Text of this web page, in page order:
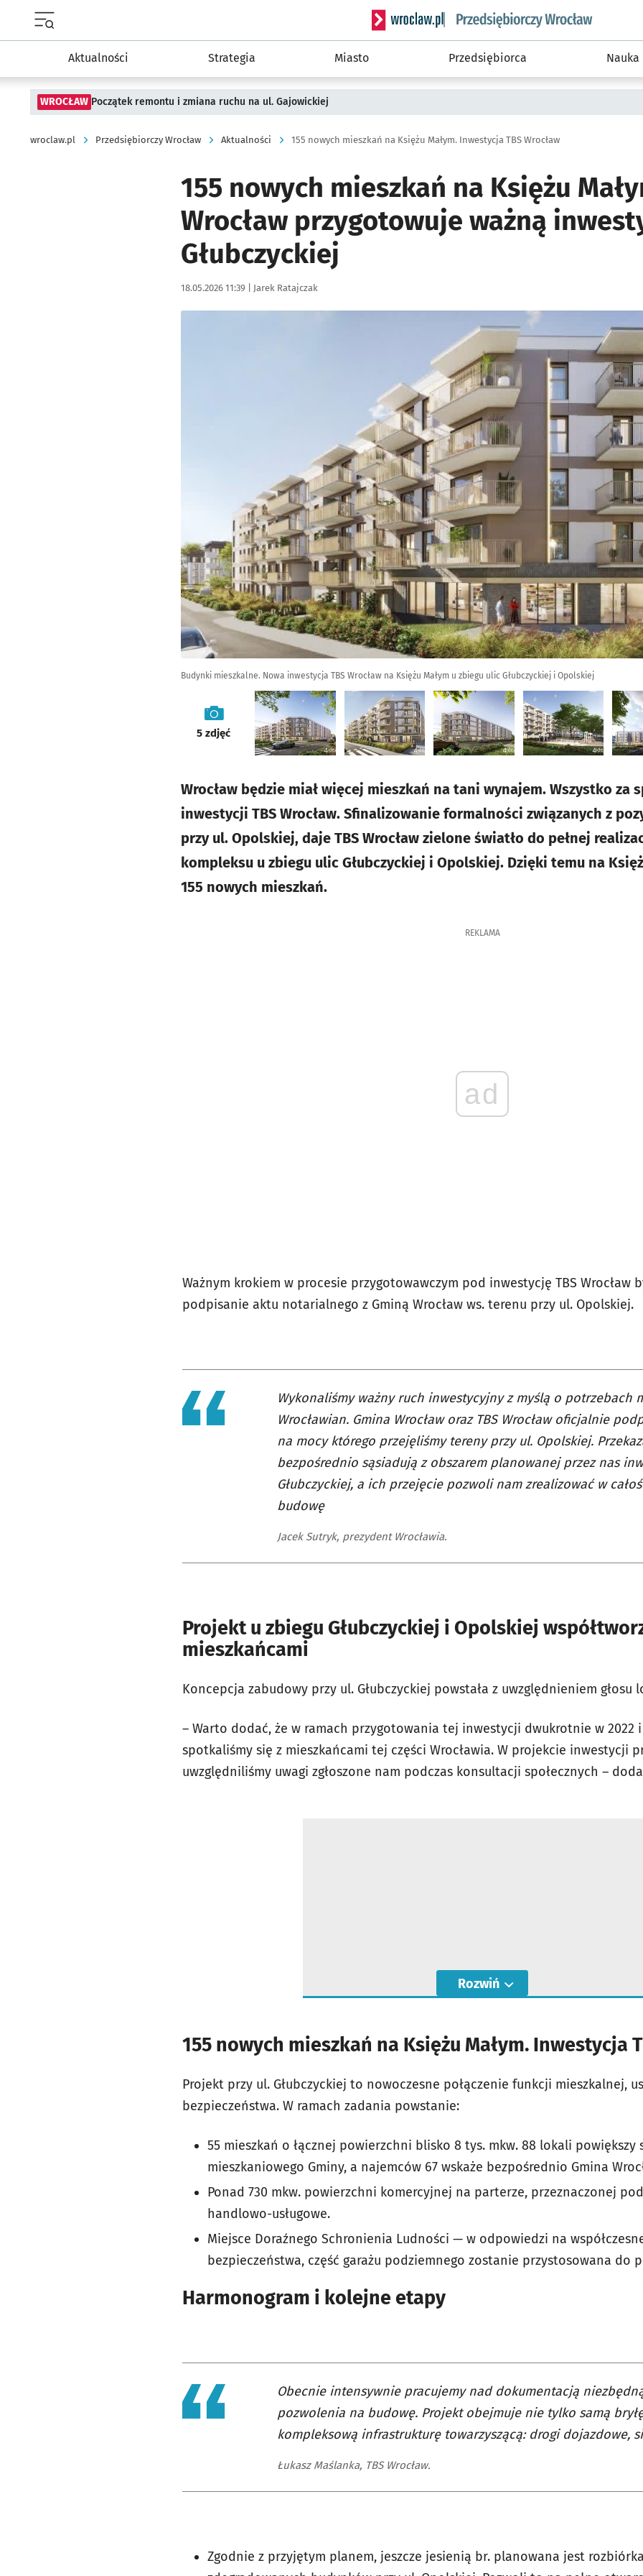
Serwis informacyjny wroclaw.pl podserwis:
Aktualności Strategia Miasto Przedsiębiorca Nauka
WROCŁAW Początek remontu i zmiana ruchu na ul. Gajowickiej
wroclaw.pl Przedsiębiorczy Wrocław Aktualności 155 nowych mieszkań na Księżu Małym. Inwestycja TBS Wrocław
155 nowych mieszkań na Księżu
Wrocław przygotowuje ważną
Głubczyckiej
Data publikacji:
18.05.2026 11:39 | Autor:
Jarek Ratajczak
Budynki mieszkalne. Nowa inwestycja TBS Wrocław na Księżu Małym u zbiegu ulic Głubczyckiej i Opolskiej
galeria
5 zdjęć
Wrocław będzie miał więcej mieszkań na tani wynajem. Wszystko za
inwestycji TBS Wrocław. Sfinalizowanie formalności związanych z
przy ul. Opolskiej, daje TBS Wrocław zielone światło do pełnej
kompleksu u zbiegu ulic Głubczyckiej i Opolskiej. Dzięki temu na
155 nowych mieszkań.
REKLAMA
ad
Ważnym krokiem w procesie przygotowawczym pod inwestycję TBS Wrocław
podpisanie aktu notarialnego z Gminą Wrocław ws. terenu przy ul. Opolskiej.
Wykonaliśmy ważny ruch inwestycyjny z myślą o potrzebach
Wrocławian. Gmina Wrocław oraz TBS Wrocław oficjalnie
na mocy którego przejęliśmy tereny przy ul. Opolskiej.
bezpośrednio sąsiadują z obszarem planowanej przez nas
Głubczyckiej, a ich przejęcie pozwoli nam zrealizować w
budowę
Jacek Sutryk, prezydent Wrocławia.
Projekt u zbiegu Głubczyckiej i Opolskiej
mieszkańcami
Koncepcja zabudowy przy ul. Głubczyckiej powstała z uwzględnieniem głosu
– Warto dodać, że w ramach przygotowania tej inwestycji dwukrotnie w 2022 i
spotkaliśmy się z mieszkańcami tej części Wrocławia. W projekcie inwestycji
uwzględniliśmy uwagi zgłoszone nam podczas konsultacji społecznych –
Rozwiń
155 nowych mieszkań na Księżu Małym. Inwestycja
Projekt przy ul. Głubczyckiej to nowoczesne połączenie funkcji mieszkalnej,
bezpieczeństwa. W ramach zadania powstanie:
55 mieszkań o łącznej powierzchni blisko 8 tys. mkw. 88 lokali powiększy
mieszkaniowego Gminy, a najemców 67 wskaże bezpośrednio Gmina
Ponad 730 mkw. powierzchni komercyjnej na parterze, przeznaczonej
handlowo-usługowe.
Miejsce Doraźnego Schronienia Ludności — w odpowiedzi na
bezpieczeństwa, część garażu podziemnego zostanie przystosowana do
Harmonogram i kolejne etapy
Obecnie intensywnie pracujemy nad dokumentacją
pozwolenia na budowę. Projekt obejmuje nie tylko samą
kompleksową infrastrukturę towarzyszącą: drogi dojazdowe,
Łukasz Maślanka, TBS Wrocław.
Zgodnie z przyjętym planem, jeszcze jesienią br. planowana jest